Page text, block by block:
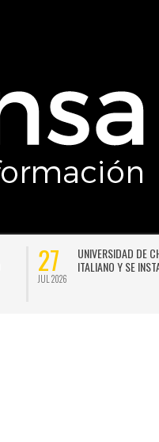
27
JUL 2026
UNIVERSIDAD DE
ITALIANO Y SE